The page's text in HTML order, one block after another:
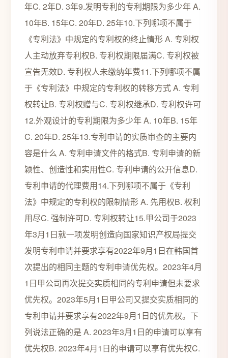
年C. 2年D. 3年9.发明专利的专利期限为多少年 A.
10年B. 15年C. 20年D. 25年10.下列哪项不属于
《专利法》中规定的专利权的终止情形 A. 专利权
人主动放弃专利权B. 专利权期限届满C. 专利权被
宣告无效D. 专利权人未缴纳年费11.下列哪项不属
于《专利法》中规定的专利权的转移方式 A. 专利
权转让B. 专利权赠与C. 专利权继承D. 专利权许可
12.外观设计的专利期限为多少年 A. 10年B. 15年
C. 20年D. 25年13.专利申请的实质审查的主要内
容是什么 A. 专利申请文件的格式B. 专利申请的新
颖性、创造性和实用性C. 专利申请的公开信息D.
专利申请的代理费用14.下列哪项不属于《专利
法》中规定的专利权的限制情形 A. 先用权B. 权利
用尽C. 强制许可D. 专利权转让15.甲公司于2023
年3月1日就一项发明创造向国家知识产权局提交
发明专利申请并要求享有2022年9月1日在韩国首
次提出的相同主题的专利申请优先权。2023年4月
1日甲公司再次提交实质相同的专利申请但未要求
优先权。2023年5月1日甲公司又提交实质相同的
专利申请并要求享有2022年9月1日的优先权。下
列说法正确的是 A. 2023年3月1日的申请可以享有
优先权B. 2023年4月1日的申请可以享有优先权C.